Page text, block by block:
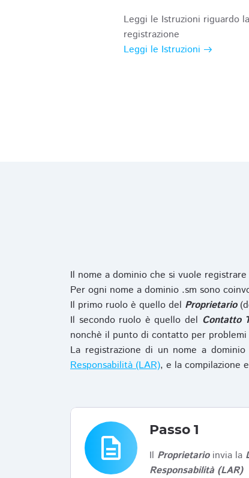
Leggi le Istruzioni riguardo la
registrazione
Leggi le Istruzioni
Il nome a dominio che si vuole
Per ogni nome a dominio .sm sono
Il primo ruolo è quello del Proprietario
Il secondo ruolo è quello del Contatto
nonchè il punto di contatto per
La registrazione di un nome a
Responsabilità (LAR), e la compilazione
description
Passo 1
Il Proprietarioinvia la
Responsabilità (LAR)